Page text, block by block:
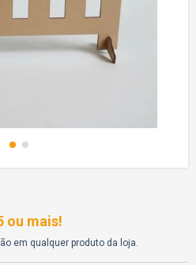
ou mais!
em qualquer produto da loja.